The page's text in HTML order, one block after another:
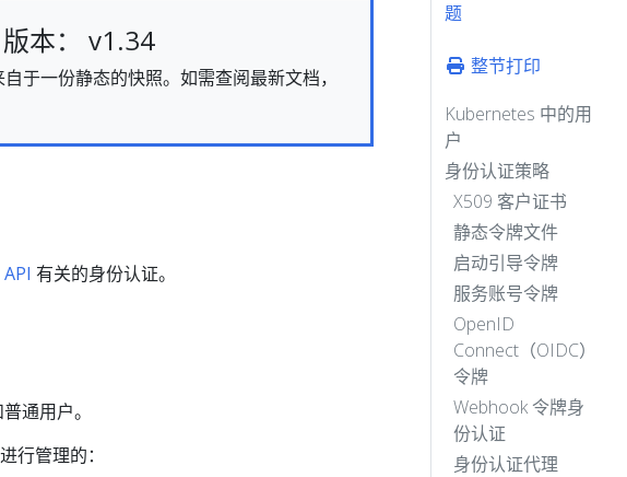
本： v1.34
于一份静态的快照。如需查阅最新文档，
有关的身份认证。
通用户。
行管理的：
题
整节打印
Kubernetes 中的用
户
身份认证策略
X509 客户证书
静态令牌文件
启动引导令牌
服务账号令牌
OpenID
Connect（OIDC）
令牌
Webhook 令牌身
份认证
身份认证代理